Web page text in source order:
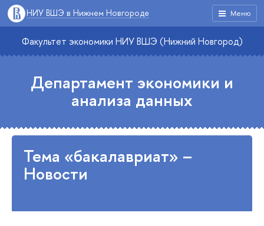
Меню
НИУ ВШЭ в Нижнем Новгороде
Факультет экономики НИУ ВШЭ (Нижний Новгород)
Департамент экономики и
анализа данных
Тема «бакалавриат» –
Новости